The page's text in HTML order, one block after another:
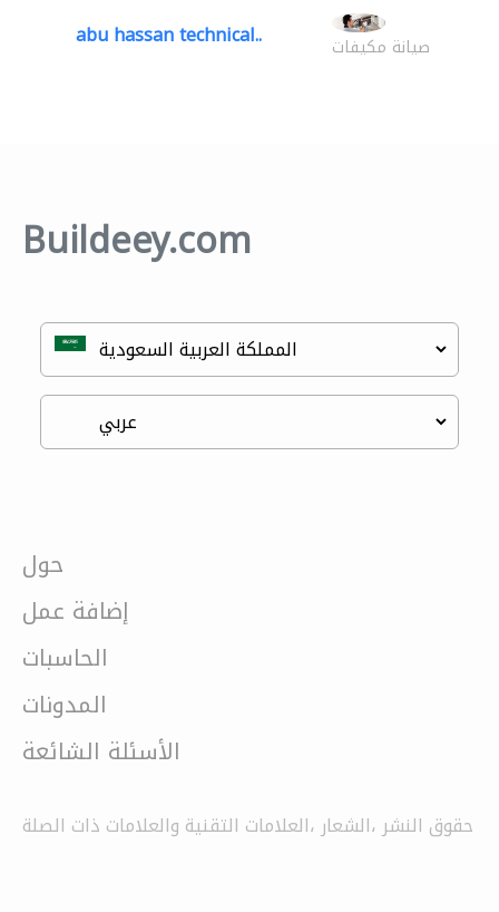
abu hassan technical.. صيانة مكيفات
Buildeey.com
حول
إضافة عمل
الحاسبات
المدونات
الأسئلة الشائعة
حقوق النشر ،الشعار ،العلامات التقنية والعلامات ذات الصلة